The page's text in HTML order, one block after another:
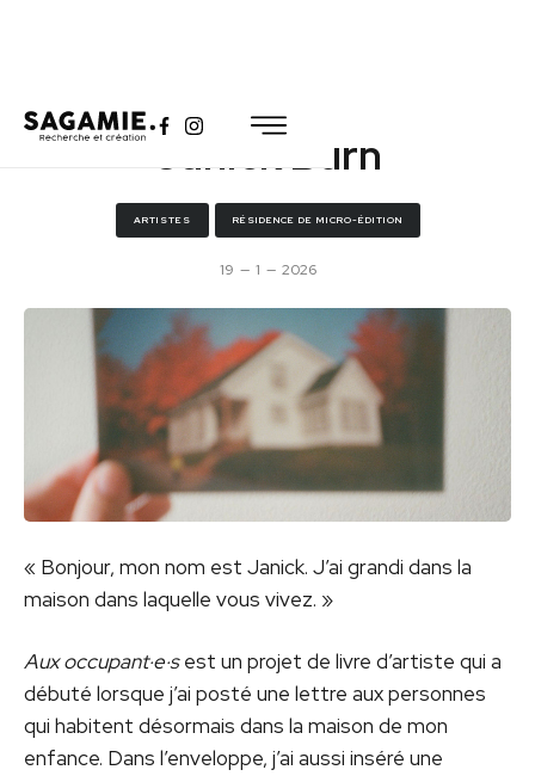
Janick Burn
ARTISTES RÉSIDENCE DE MICRO-ÉDITION
19 — 1 — 2026
« Bonjour, mon nom est Janick. J’ai grandi dans la
maison dans laquelle vous vivez. »
Aux occupant·e·sest un projet de livre d’artiste qui a
débuté lorsque j’ai posté une lettre aux personnes
qui habitent désormais dans la maison de mon
enfance. Dans l’enveloppe, j’ai aussi inséré une